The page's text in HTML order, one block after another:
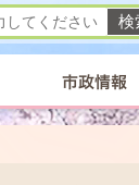
市政情報